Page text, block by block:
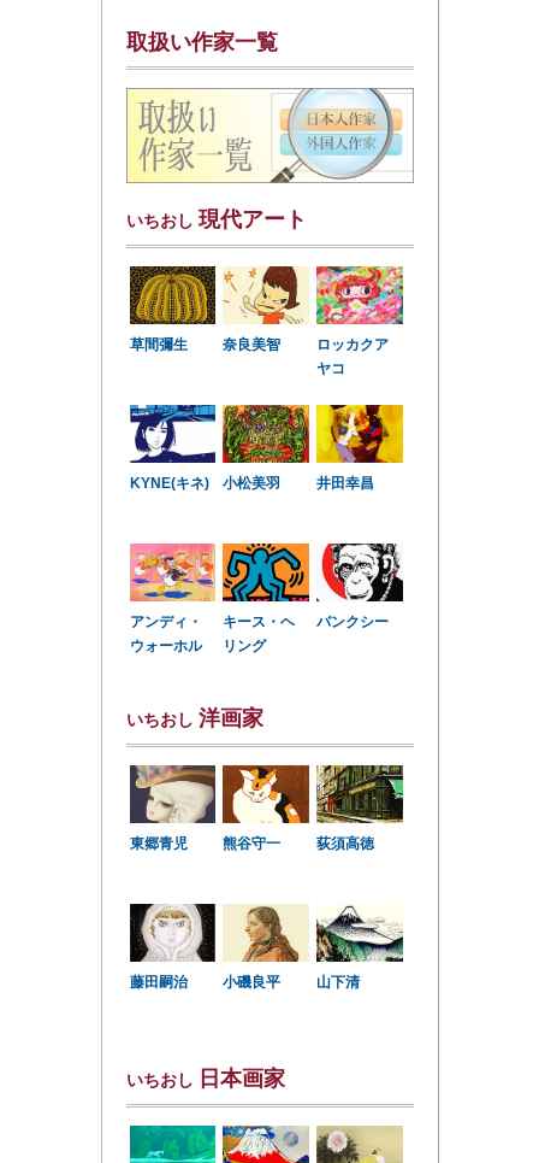
取扱い作家一覧
いちおし 現代アート
草間彌生 奈良美智
ロッカクア
ヤコ
KYNE(キネ) 小松美羽 井田幸昌
アンディ・
ウォーホル
キース・ヘ
リング
バンクシー
いちおし 洋画家
東郷青児 熊谷守一 荻須高徳
藤田嗣治 小磯良平 山下清
いちおし 日本画家